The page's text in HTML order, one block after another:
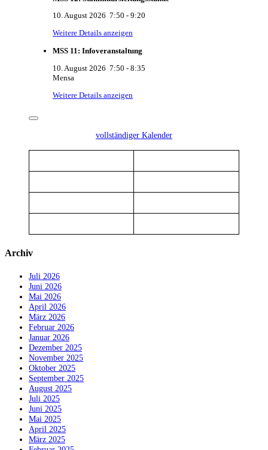
10. August 2026 7:50 - 9:20
Weitere Details anzeigen
MSS 11: Infoveranstaltung
10. August 2026 7:50 - 8:35
Mensa
Weitere Details anzeigen
vollständiger Kalender
Archiv
Juli 2026
Juni 2026
Mai 2026
April 2026
März 2026
Februar 2026
Januar 2026
Dezember 2025
November 2025
Oktober 2025
September 2025
August 2025
Juli 2025
Juni 2025
Mai 2025
April 2025
März 2025